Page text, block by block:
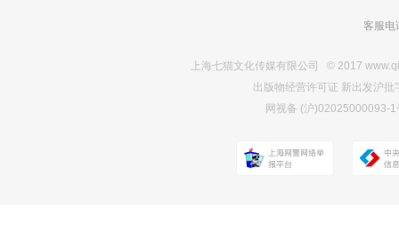
客服电
上海七猫文化传媒有限公司 © 2017
出版物经营许可证 新出发沪
网视备 (沪)02025000093-